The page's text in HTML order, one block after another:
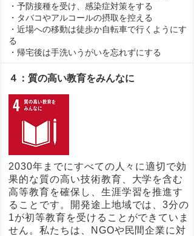
・予防接種を受け、感染症対策をする
・タバコやアルコールの摂取を控える
・近場への移動は徒歩か自転車で行くようにす
る
・帰宅後は手洗いうがいを忘れずにする
４：質の高い教育をみんなに
2030年までにすべての人々に適切で効
果的な質の高い技術教育、大学を含む
高等教育を確保し、生涯学習を推進す
ることです。開発途上地域では、3分の
1が初等教育を受けることができていま
せん。私たちは、NGOや民間企業に対